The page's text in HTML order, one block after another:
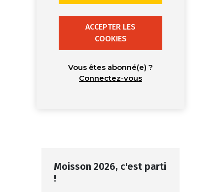
ACCEPTER LES
COOKIES
Vous êtes abonné(e) ?
Connectez-vous
Moisson 2026, c'est parti
!